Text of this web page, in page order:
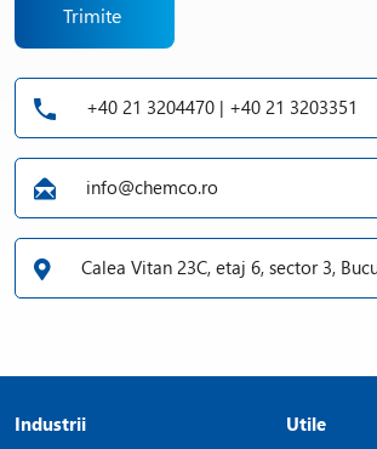
Trimite
+40 21 3204470 | +40 21 3203351
info@chemco.ro
Calea Vitan 23C, etaj 6, sector 3,
Industrii
Utile